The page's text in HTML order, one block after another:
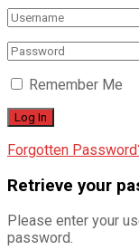
Remember Me
Forgotten
Retrieve your
Please enter your
password.